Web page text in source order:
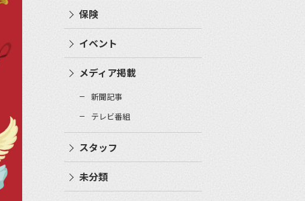
保険
イベント
メディア掲載
新聞記事
テレビ番組
スタッフ
未分類